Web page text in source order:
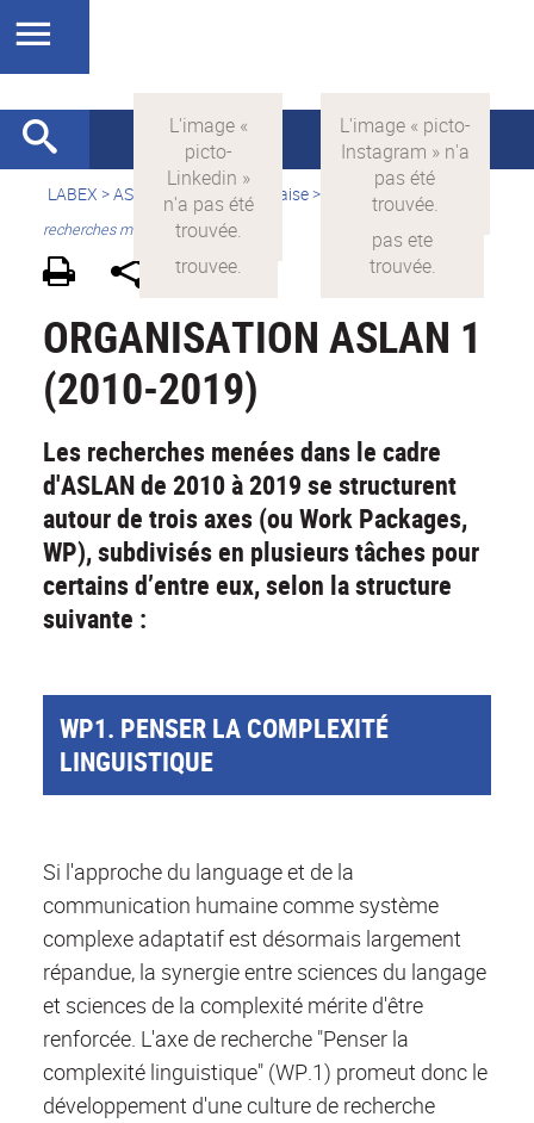
LABEX >ASLAN > Version française>
Quelles sont les
recherches menées par ASLAN ?
ORGANISATION ASLAN 1
(2010-2019)
Les recherches menées dans le cadre
d'ASLAN de 2010 à 2019 se structurent
autour de trois axes (ou Work Packages,
WP), subdivisés en plusieurs tâches pour
certains d’entre eux, selon la structure
suivante :
WP1. PENSER LA COMPLEXITÉ
LINGUISTIQUE
Si l'approche du language et de la
communication humaine comme système
complexe adaptatif est désormais largement
répandue, la synergie entre sciences du langage
et sciences de la complexité mérite d'être
renforcée. L'axe de recherche "Penser la
complexité linguistique" (WP.1) promeut donc le
développement d'une culture de recherche